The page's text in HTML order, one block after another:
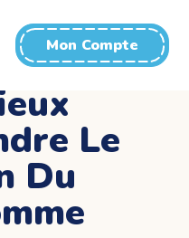
Mon Compte
Le
Du